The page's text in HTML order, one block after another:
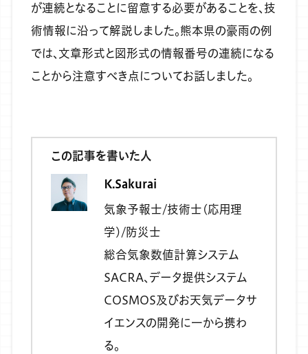
が連続となることに留意する必要があることを、技
術情報に沿って解説しました。熊本県の豪雨の例
では、文章形式と図形式の情報番号の連続になる
ことから注意すべき点についてお話しました。
この記事を書いた人
K.Sakurai
気象予報士/技術士(応用理
学)/防災士
総合気象数値計算システム
SACRA、データ提供システム
COSMOS及びお天気データサ
イエンスの開発に一から携わ
る。